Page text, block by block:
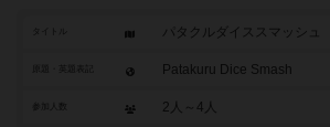
タイトル パタクルダイススマッシュ
Patakuru Dice Smash
参加人数 2人～4人